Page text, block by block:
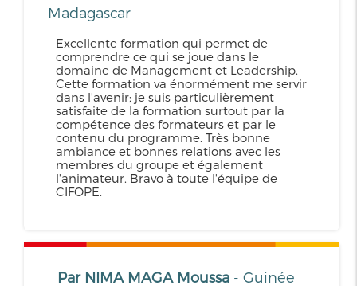
Madagascar
Excellente formation qui permet de
comprendre ce qui se joue dans le
domaine de Management et Leadership.
Cette formation va énormément me servir
dans l'avenir; je suis particulièrement
satisfaite de la formation surtout par la
compétence des formateurs et par le
contenu du programme. Très bonne
ambiance et bonnes relations avec les
membres du groupe et également
l'animateur. Bravo à toute l'équipe de
CIFOPE.
Par NIMA MAGA Moussa - Guinée